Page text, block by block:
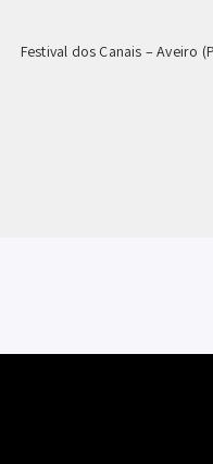
Festival dos Canais – Aveiro